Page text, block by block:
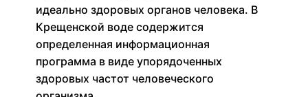
идеально здоровых органов человека. В
Крещенской воде содержится
определенная информационная
программа в виде упорядоченных
здоровых частот человеческого